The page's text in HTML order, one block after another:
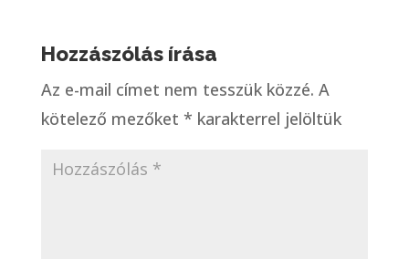
Hozzászólás írása
Az e-mail címet nem tesszük közzé. A
kötelező mezőket * karakterrel jelöltük